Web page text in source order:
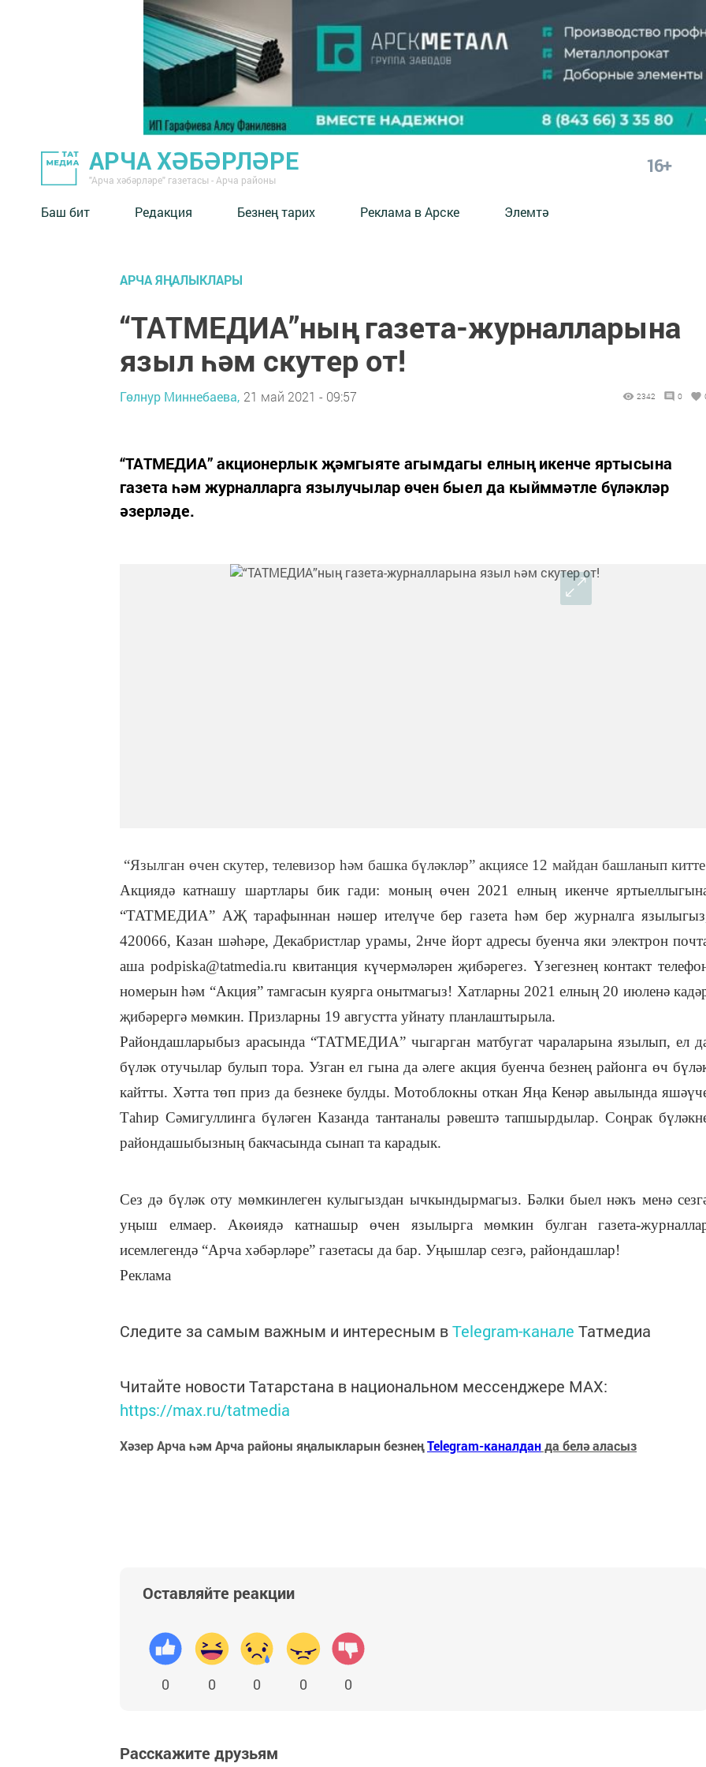
АРЧА ХӘБӘРЛӘРЕ
"Арча хәбәрләре" газетасы - Арча районы
16+
Баш бит Редакция Безнең тарих Реклама в Арске Элемтә
АРЧА ЯҢАЛЫКЛАРЫ
“ТАТМЕДИА”ның газета-журналларына
языл һәм скутер от!
Гөлнур Миннебаева, 21 май 2021 - 09:57 2342 0
“ТАТМЕДИА” акционерлык җәмгыяте агымдагы елның икенче яртысына
газета һәм журналларга язылучылар өчен быел да кыйммәтле бүләкләр
әзерләде.
“Язылган өчен скутер, телевизор һәм башка бүләкләр” акциясе 12 майдан башланып
Акциядә катнашу шартлары бик гади: моның өчен 2021 елның икенче
“ТАТМЕДИА” АҖ тарафыннан нәшер ителүче бер газета һәм бер журналга
420066, Казан шәһәре, Декабристлар урамы, 2нче йорт адресы буенча яки электрон
аша podpiska@tatmedia.ru квитанция күчермәләрен җибәрегез. Үзегезнең контакт
номерын һәм “Акция” тамгасын куярга онытмагыз! Хатларны 2021 елның 20 июленә
җибәрергә мөмкин. Призларны 19 августта уйнату планлаштырыла.
Райондашларыбыз арасында “ТАТМЕДИА” чыгарган матбугат чараларына язылып, ел
бүләк отучылар булып тора. Узган ел гына да әлеге акция буенча безнең районга өч
кайтты. Хәтта төп приз да безнеке булды. Мотоблокны откан Яңа Кенәр авылында
Таһир Сәмигуллинга бүләген Казанда тантаналы рәвештә тапшырдылар. Соңрак
райондашыбызның бакчасында сынап та карадык.
Сез дә бүләк оту мөмкинлеген кулыгыздан ычкындырмагыз. Бәлки быел нәкъ менә
уңыш елмаер. Акөиядә катнашыр өчен язылырга мөмкин булган газета-
исемлегендә “Арча хәбәрләре” газетасы да бар. Уңышлар сезгә, райондашлар!
Реклама
Следите за самым важным и интересным вTelegram-канале Татмедиа
Читайте новости Татарстана в национальном мессенджере MАХ:
https://max.ru/tatmedia
Хәзер Арча һәм Арча районы яңалыкларын безнеңTelegram-каналданда белә аласыз
Оставляйте реакции
0 0 0 0 0
Расскажите друзьям